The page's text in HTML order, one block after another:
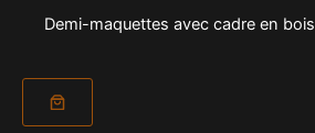
Demi-maquettes avec cadre en bois